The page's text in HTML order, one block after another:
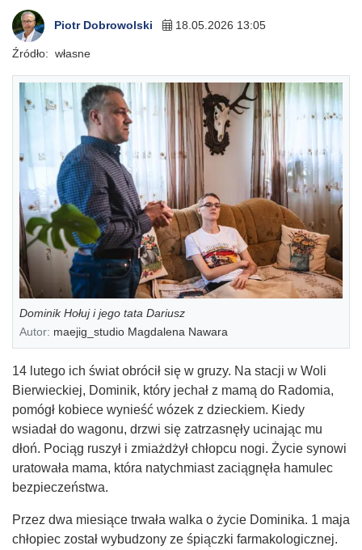
Piotr Dobrowolski 18.05.2026 13:05
Źródło: własne
Dominik Hołuj i jego tata Dariusz
Autor: maejig_studio Magdalena Nawara
14 lutego ich świat obrócił się w gruzy. Na stacji w Woli
Bierwieckiej, Dominik, który jechał z mamą do Radomia,
pomógł kobiece wynieść wózek z dzieckiem. Kiedy
wsiadał do wagonu, drzwi się zatrzasnęły ucinając mu
dłoń. Pociąg ruszył i zmiażdżył chłopcu nogi. Życie synowi
uratowała mama, która natychmiast zaciągnęła hamulec
bezpieczeństwa.
Przez dwa miesiące trwała walka o życie Dominika. 1 maja
chłopiec został wybudzony ze śpiączki farmakologicznej.